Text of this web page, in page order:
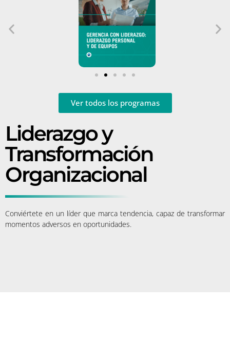
Ver todos los programas
Liderazgo y
Transformación
Organizacional
Conviértete en un líder que marca tendencia, capaz de transformar
momentos adversos en oportunidades.